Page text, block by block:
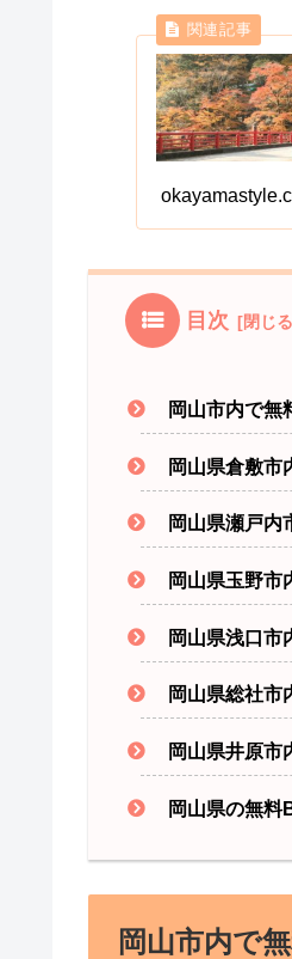
目次
岡山市内で無
岡山県倉敷市
岡山県瀬戸内
岡山県玉野市
岡山県浅口市
岡山県総社市
岡山県井原市
岡山県の無料
岡山市内で